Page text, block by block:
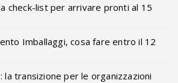
check-list per arrivare pronti al 15
Imballaggi, cosa fare entro il 12
la transizione per le organizzazioni